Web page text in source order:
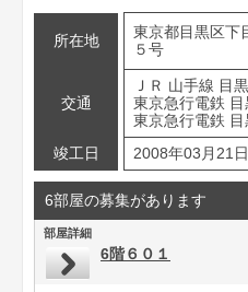
所在地
東京都目黒区下
５号
交通
ＪＲ 山手線 目
東京急行電鉄
東京急行電鉄
竣工日
2008年03月21日
6部屋の募集があります
部屋詳細
6階６０１